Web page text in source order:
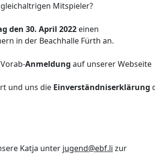
Mitspieler?
den 30. April 2022 einen
in der Beachhalle Fürth an.
Anmeldung auf unserer Webseite
und uns die Einverständniserklärung
Katja unter jugend@ebf.li zur